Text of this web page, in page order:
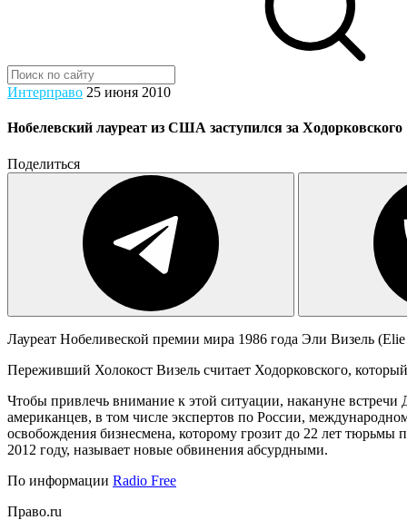
Интерправо 25 июня 2010
Нобелевский лауреат из США заступился за Ходорковского
Поделиться
Лауреат Нобеливеской премии мира 1986 года Эли Визель
Переживший Холокост Визель считает Ходорковского,
Чтобы привлечь внимание к этой ситуации, накануне
американцев, в том числе экспертов по России,
освобождения бизнесмена, которому грозит до 22 лет
2012 году, называет новые обвинения абсурдными.
По информации Radio Free
Право.ru